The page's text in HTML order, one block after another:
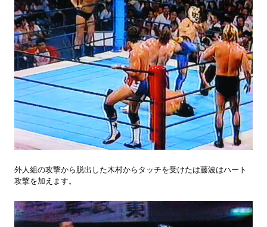
外人組の攻撃から脱出した木村からタッチを受けたは藤波はハート
攻撃を加えます。